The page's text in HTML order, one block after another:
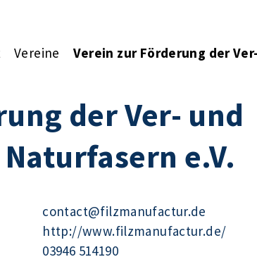
Vereine Verein zur Förderung der
der Ver- und
e.V.
contact@filzmanufactur.de
http://www.filzmanufactur.de/
03946 514190